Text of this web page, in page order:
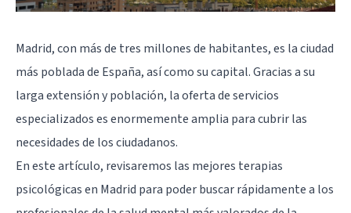
Madrid, con más de tres millones de habitantes, es la ciudad
más poblada de España, así como su capital. Gracias a su
larga extensión y población, la oferta de servicios
especializados es enormemente amplia para cubrir las
necesidades de los ciudadanos.
En este artículo, revisaremos las mejores terapias
psicológicas en Madrid para poder buscar rápidamente a los